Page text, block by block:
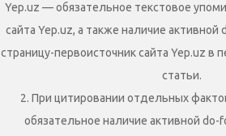
Yep.uz — обязательное текстовое
сайта Yep.uz, а также наличие
страницу-первоисточник сайта Yep.uz в
статьи.
2. При цитировании отдельных
обязательное наличие активной do-